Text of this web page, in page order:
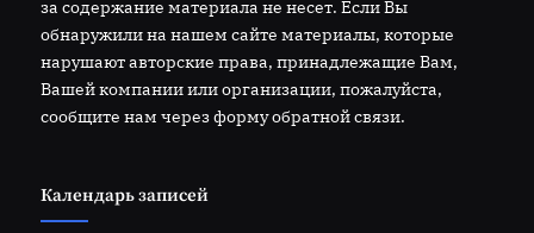
за содержание материала не несет. Если Вы
обнаружили на нашем сайте материалы, которые
нарушают авторские права, принадлежащие Вам,
Вашей компании или организации, пожалуйста,
сообщите нам через форму обратной связи.
Календарь записей